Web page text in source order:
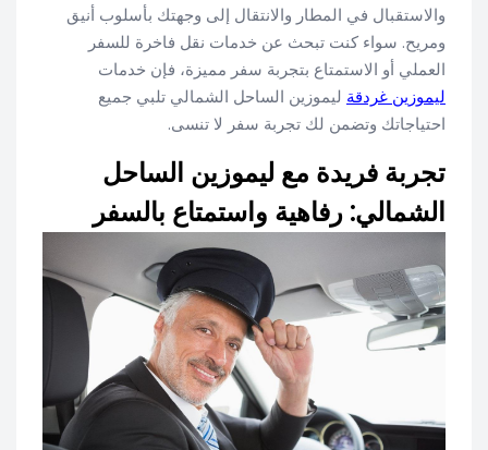
والاستقبال في المطار والانتقال إلى وجهتك بأسلوب أنيق
ومريح. سواء كنت تبحث عن خدمات نقل فاخرة للسفر
العملي أو الاستمتاع بتجربة سفر مميزة، فإن خدمات
ليموزين غردقة ليموزين الساحل الشمالي تلبي جميع
احتياجاتك وتضمن لك تجربة سفر لا تنسى.
تجربة فريدة مع ليموزين الساحل
الشمالي: رفاهية واستمتاع بالسفر